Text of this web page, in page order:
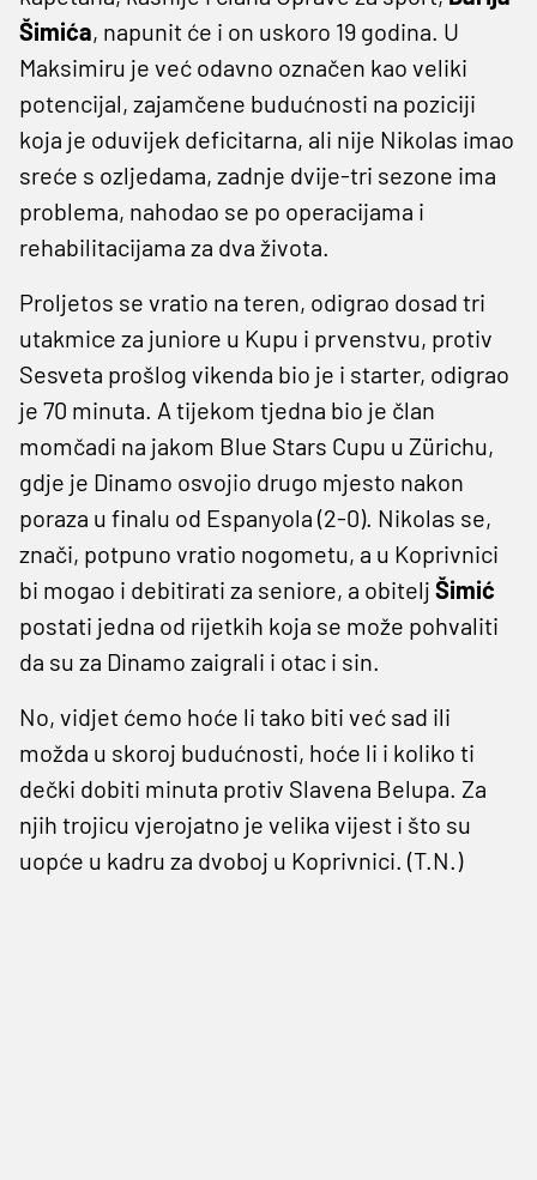
Šimića, napunit će i on uskoro 19 godina. U
Maksimiru je već odavno označen kao veliki
potencijal, zajamčene budućnosti na poziciji
koja je oduvijek deficitarna, ali nije Nikolas imao
sreće s ozljedama, zadnje dvije-tri sezone ima
problema, nahodao se po operacijama i
rehabilitacijama za dva života.
Proljetos se vratio na teren, odigrao dosad tri
utakmice za juniore u Kupu i prvenstvu, protiv
Sesveta prošlog vikenda bio je i starter, odigrao
je 70 minuta. A tijekom tjedna bio je član
momčadi na jakom Blue Stars Cupu u Zürichu,
gdje je Dinamo osvojio drugo mjesto nakon
poraza u finalu od Espanyola (2-0). Nikolas se,
znači, potpuno vratio nogometu, a u Koprivnici
bi mogao i debitirati za seniore, a obitelj Šimić
postati jedna od rijetkih koja se može pohvaliti
da su za Dinamo zaigrali i otac i sin.
No, vidjet ćemo hoće li tako biti već sad ili
možda u skoroj budućnosti, hoće li i koliko ti
dečki dobiti minuta protiv Slavena Belupa. Za
njih trojicu vjerojatno je velika vijest i što su
uopće u kadru za dvoboj u Koprivnici. (T.N.)